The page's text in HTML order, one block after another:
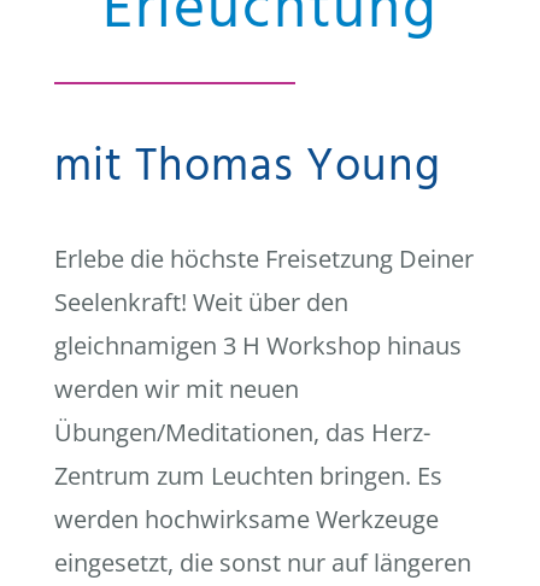
mit Thomas Young
Erlebe die höchste Freisetzung Deiner
Seelenkraft! Weit über den
gleichnamigen 3 H Workshop hinaus
werden wir mit neuen
Übungen/Meditationen, das Herz-
Zentrum zum Leuchten bringen. Es
werden hochwirksame Werkzeuge
eingesetzt, die sonst nur auf längeren